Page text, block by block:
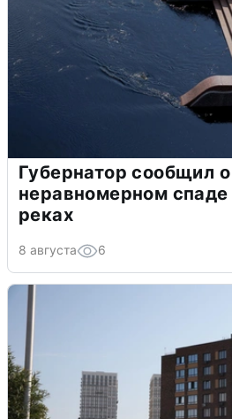
Губернатор сообщил о
неравномерном спаде
реках
8 августа 6